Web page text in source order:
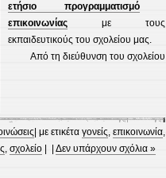
ετήσιο προγραμματισμό
επικοινωνίαςμε τους
εκπαιδευτικούς του σχολείου μας.
Από τη διεύθυνση του σχολείου
| με ετικέτα γονείς, επικοινωνία,
, σχολείο| | Δεν υπάρχουν σχόλια »